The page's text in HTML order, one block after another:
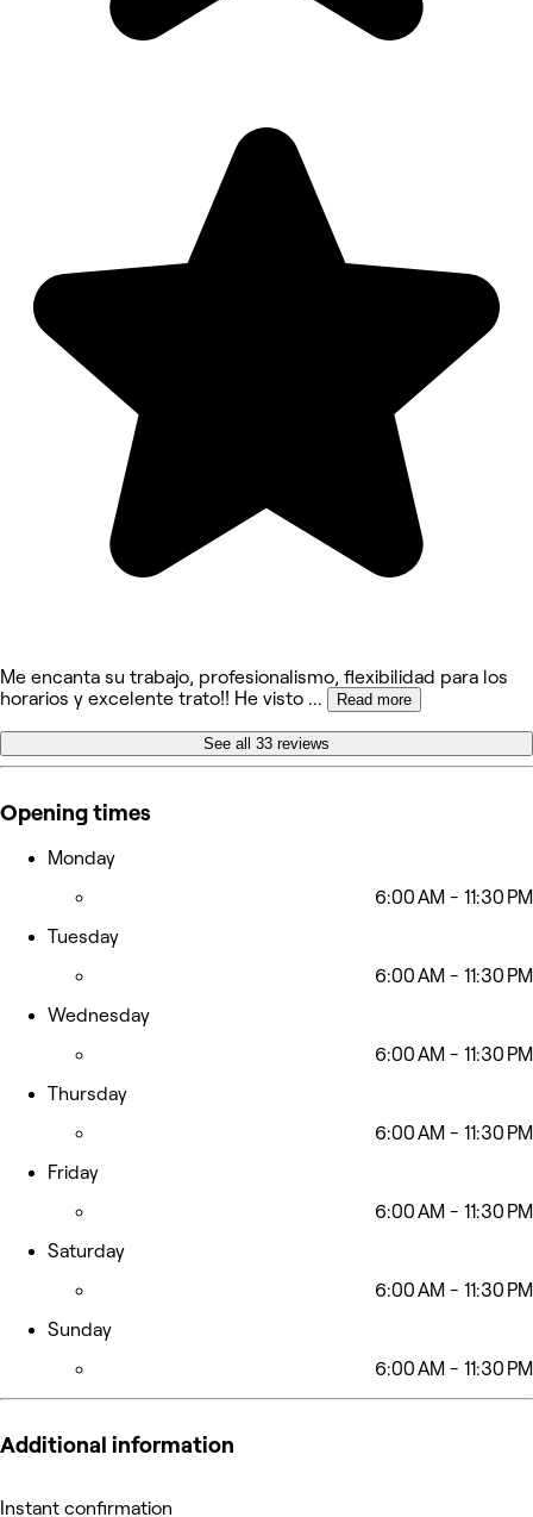
Me encanta su trabajo, profesionalismo, flexibilidad para los
horarios y excelente trato!! He visto ... Read more
See all 33 reviews
Opening times
Monday
6:00 AM - 11:30 PM
Tuesday
6:00 AM - 11:30 PM
Wednesday
6:00 AM - 11:30 PM
Thursday
6:00 AM - 11:30 PM
Friday
6:00 AM - 11:30 PM
Saturday
6:00 AM - 11:30 PM
Sunday
6:00 AM - 11:30 PM
Additional information
Instant confirmation